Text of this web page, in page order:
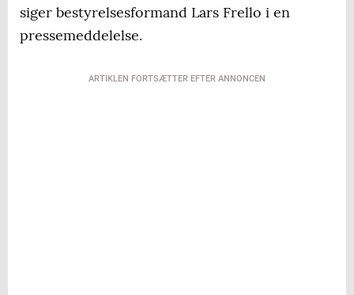
siger bestyrelsesformand Lars Frello i en
pressemeddelelse.
ARTIKLEN FORTSÆTTER EFTER ANNONCEN